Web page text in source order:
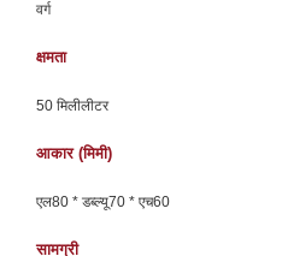
वर्ग
क्षमता
50 मिलीलीटर
आकार (मिमी)
एल80 * डब्ल्यू70 * एच60
सामग्री